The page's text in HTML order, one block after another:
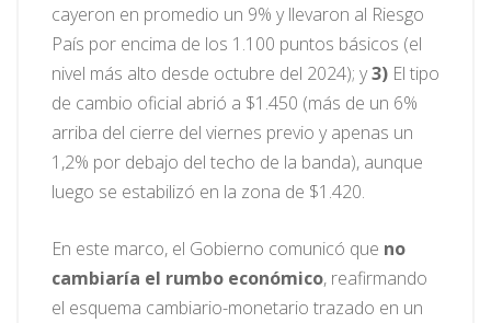
cayeron en promedio un 9% y llevaron al Riesgo
País por encima de los 1.100 puntos básicos (el
nivel más alto desde octubre del 2024); y3) El tipo
de cambio oficial abrió a $1.450 (más de un 6%
arriba del cierre del viernes previo y apenas un
1,2% por debajo del techo de la banda), aunque
luego se estabilizó en la zona de $1.420.
En este marco, el Gobierno comunicó que no
cambiaría el rumbo económico, reafirmando
el esquema cambiario-monetario trazado en un